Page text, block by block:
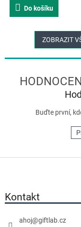
Do košíku
ZOBRAZIT
Buďte první,
Kontakt
ahoj@giftlab.cz